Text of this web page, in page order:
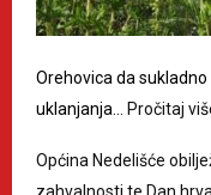
Orehovica da
uklanjanja…
Pročitaj
Općina Nedelišće
zahvalnosti te Dan